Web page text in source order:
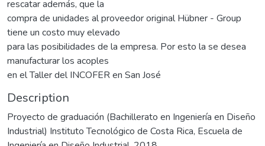
rescatar además, que la
compra de unidades al proveedor original Hübner - Group
tiene un costo muy elevado
para las posibilidades de la empresa. Por esto la se desea
manufacturar los acoples
en el Taller del INCOFER en San José
Description
Proyecto de graduación (Bachillerato en Ingeniería en Diseño
Industrial) Instituto Tecnológico de Costa Rica, Escuela de